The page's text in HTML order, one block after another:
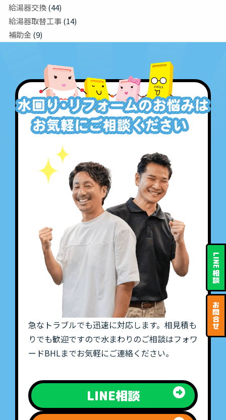
LINE
相
談
お
問
合
せ
給湯器交換(44)
給湯器取替工事(14)
補助金(9)
急なトラブルでも迅速に対応します。相見積も
りでも歓迎ですので水まわりのご相談はフォワ
ードBHLまでお気軽にご連絡ください。
LINE相談